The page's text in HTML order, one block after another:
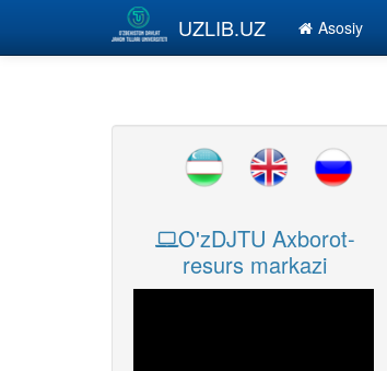
Skip to main content
UZLIB.UZ Asosiy
O'zDJTU Axborot-
resurs markazi